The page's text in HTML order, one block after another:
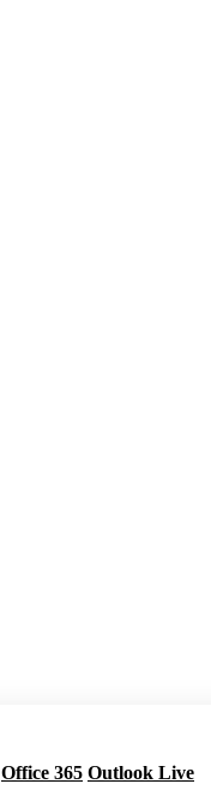
Office 365 Outlook Live